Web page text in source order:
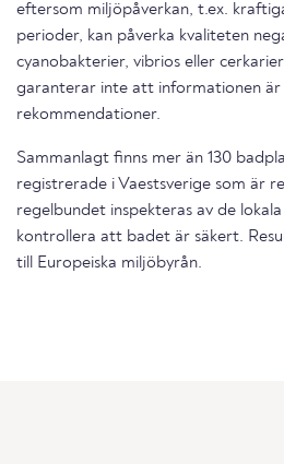
eftersom miljöpåverkan, t.ex.
perioder, kan påverka kvaliteten
cyanobakterier, vibrios eller
garanterar inte att informationen
rekommendationer.
Sammanlagt finns mer än 130
registrerade i Vaestsverige som är
regelbundet inspekteras av de
kontrollera att badet är säkert.
till Europeiska miljöbyrån.